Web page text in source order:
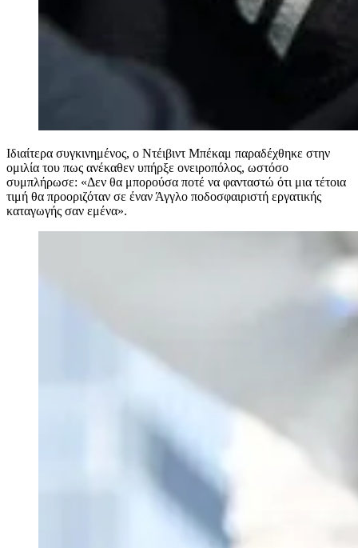
Ιδιαίτερα συγκινημένος, ο Ντέιβιντ Μπέκαμ παραδέχθηκε στην
ομιλία του πως ανέκαθεν υπήρξε ονειροπόλος, ωστόσο
συμπλήρωσε: «Δεν θα μπορούσα ποτέ να φανταστώ ότι μια τέτοια
τιμή θα προοριζόταν σε έναν Άγγλο ποδοσφαιριστή εργατικής
καταγωγής σαν εμένα».